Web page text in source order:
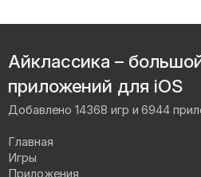
Айклассика –
приложений для iOS
Добавлено 14368 игр и 6944
Главная
Игры
Приложения